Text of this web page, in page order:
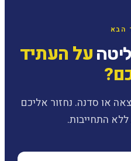
הבא
על העתיד
או סדנה. נחזור אליכם
התחייבות.